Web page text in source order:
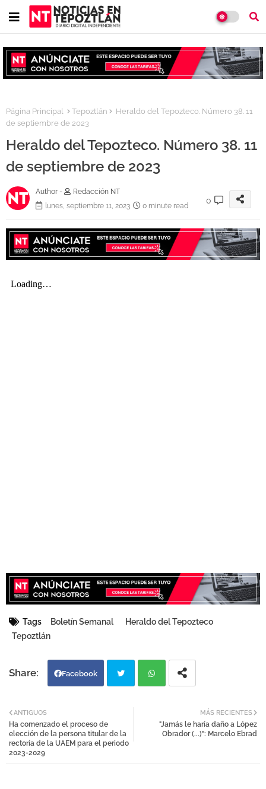
Página Principal Tepoztlán
Heraldo del Tepozteco. Número 38. 11
de septiembre de 2023
Heraldo del Tepozteco. Número 38. 11
de septiembre de 2023
Author -
Redacción NT
lunes, septiembre 11, 2023
0 minute read
0
Tags Boletín Semanal
Heraldo del Tepozteco
Tepoztlán
Facebook
MÁS RECIENTES
"Jamás le haría daño a López
Obrador (...)": Marcelo Ebrad
ANTIGUOS
Ha comenzado el proceso de
elección de la persona titular de la
rectoría de la UAEM para el periodo
2023-2029